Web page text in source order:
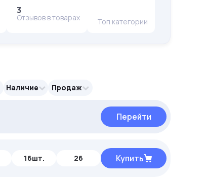
3
Отзывов в товарах Топ категории
Наличие Продаж
Перейти
Перейти
Перейти
16шт. 26 Купить